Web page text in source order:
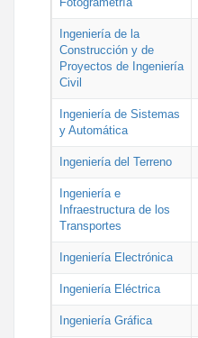
Ingeniería de la
Construcción y de
Proyectos de Ingeniería
Civil
Ingeniería de Sistemas
y Automática
Ingeniería del Terreno
Ingeniería e
Infraestructura de los
Transportes
Ingeniería Electrónica
Ingeniería Eléctrica
Ingeniería Gráfica